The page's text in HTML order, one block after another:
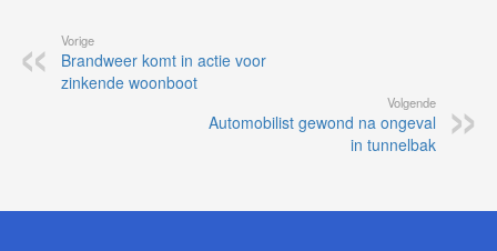
Vorige
Brandweer komt in actie voor
zinkende woonboot
Volgende
Automobilist gewond na ongeval
in tunnelbak